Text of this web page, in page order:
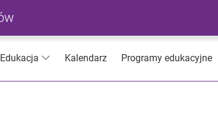
Edukacja Kalendarz Programy edukacyjne